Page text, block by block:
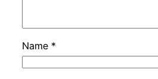
Name *